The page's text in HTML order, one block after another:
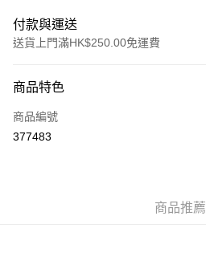
付款與運送
送貨上門滿HK$250.00免運費
信用卡
Apple Pay
商品特色
商品編號
377483
商品推薦